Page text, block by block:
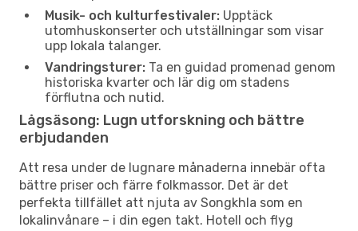
Musik- och kulturfestivaler: Upptäck
utomhuskonserter och utställningar som visar
upp lokala talanger.
Vandringsturer: Ta en guidad promenad genom
historiska kvarter och lär dig om stadens
förflutna och nutid.
Lågsäsong: Lugn utforskning och bättre
erbjudanden
Att resa under de lugnare månaderna innebär ofta
bättre priser och färre folkmassor. Det är det
perfekta tillfället att njuta av Songkhla som en
lokalinvånare – i din egen takt. Hotell och flyg